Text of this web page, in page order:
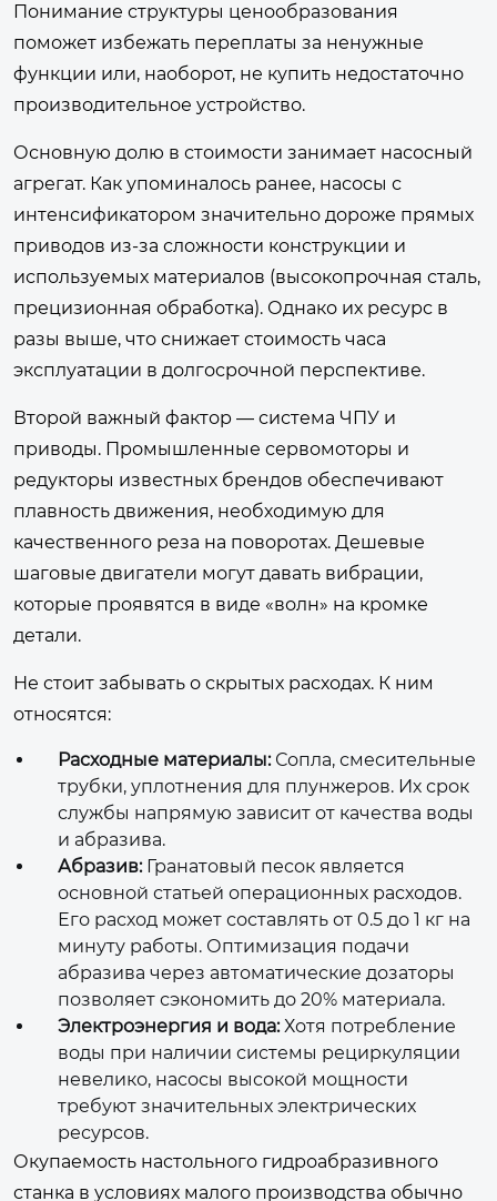
Понимание структуры ценообразования
поможет избежать переплаты за ненужные
функции или, наоборот, не купить недостаточно
производительное устройство.
Основную долю в стоимости занимает насосный
агрегат. Как упоминалось ранее, насосы с
интенсификатором значительно дороже прямых
приводов из-за сложности конструкции и
используемых материалов (высокопрочная сталь,
прецизионная обработка). Однако их ресурс в
разы выше, что снижает стоимость часа
эксплуатации в долгосрочной перспективе.
Второй важный фактор — система ЧПУ и
приводы. Промышленные сервомоторы и
редукторы известных брендов обеспечивают
плавность движения, необходимую для
качественного реза на поворотах. Дешевые
шаговые двигатели могут давать вибрации,
которые проявятся в виде «волн» на кромке
детали.
Не стоит забывать о скрытых расходах. К ним
относятся:
Расходные материалы:Сопла, смесительные
трубки, уплотнения для плунжеров. Их срок
службы напрямую зависит от качества воды
и абразива.
Абразив:Гранатовый песок является
основной статьей операционных расходов.
Его расход может составлять от 0.5 до 1 кг на
минуту работы. Оптимизация подачи
абразива через автоматические дозаторы
позволяет сэкономить до 20% материала.
Электроэнергия и вода:Хотя потребление
воды при наличии системы рециркуляции
невелико, насосы высокой мощности
требуют значительных электрических
ресурсов.
Окупаемость настольного гидроабразивного
станка в условиях малого производства обычно